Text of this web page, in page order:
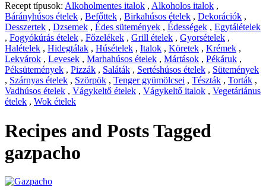
Recept típusok: Alkoholmentes italok , Alkoholos italok ,
Bárányhúsos ételek , Befőttek , Birkahúsos ételek , Dekorációk ,
Desszertek , Dzsemek , Édes sütemények , Édességek , Egytálételek
, Fogyókúrás ételek , Főzelékek , Grill ételek , Gyorsételek ,
Halételek , Hidegtálak , Húsételek , Italok , Köretek , Krémek ,
Lekvárok , Levesek , Marhahúsos ételek , Mártások , Pékáruk ,
Péksütemények , Pizzák , Saláták , Sertéshúsos ételek , Sütemények
, Szárnyas ételek , Szörpök , Tenger gyümölcsei , Tészták , Torták ,
Vadhúsos ételek , Vágykeltő ételek , Vágykeltő italok , Vegetáriánus
ételek , Wok ételek
Recipes and Posts Tagged
gazpacho